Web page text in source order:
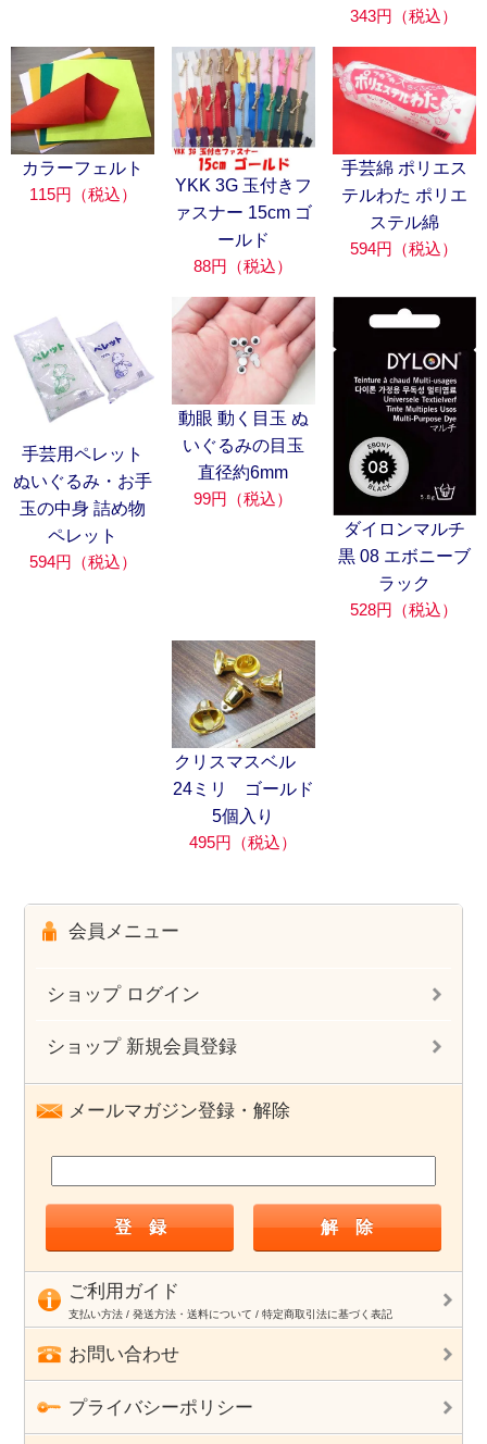
343円（税込）
カラーフェルト
115円（税込）
YKK 3G 玉付きフ
ァスナー 15cm ゴ
ールド
88円（税込）
手芸綿 ポリエス
テルわた ポリエ
ステル綿
594円（税込）
手芸用ペレット
ぬいぐるみ・お手
玉の中身 詰め物
ペレット
594円（税込）
動眼 動く目玉 ぬ
いぐるみの目玉
直径約6mm
99円（税込）
ダイロンマルチ
黒 08 エボニーブ
ラック
528円（税込）
クリスマスベル
24ミリ ゴールド
5個入り
495円（税込）
会員メニュー
ショップ ログイン
ショップ 新規会員登録
メールマガジン登録・解除
ご利用ガイド
支払い方法 / 発送方法・送料について / 特定商取引法に基づく表記
お問い合わせ
プライバシーポリシー